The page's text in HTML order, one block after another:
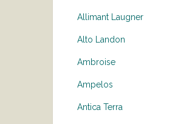
Allimant Laugner
Alto Landon
Ambroise
Ampelos
Antica Terra